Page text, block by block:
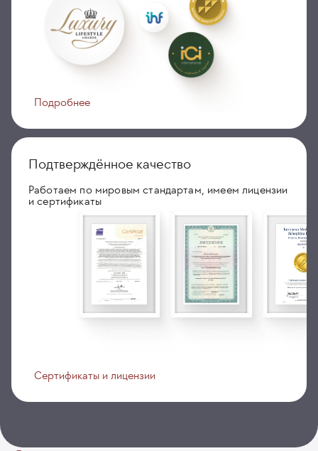
Подробнее
Подтверждённое качество
Работаем по мировым стандартам, имеем лицензии
и сертификаты
Сертификаты и лицензии